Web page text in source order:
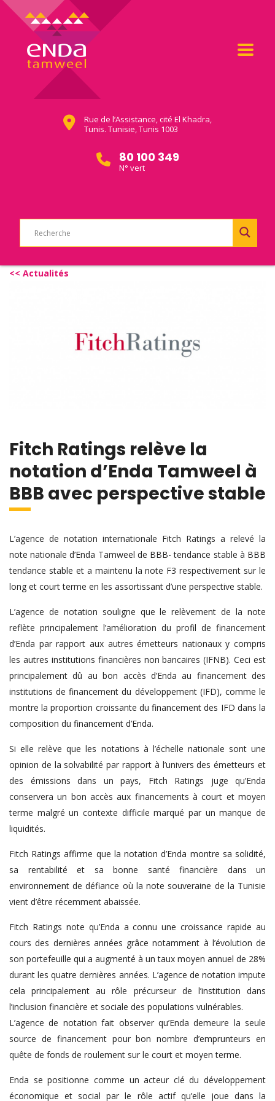
Rue de l’Assistance, cité El Khadra,
Tunis. Tunisie, Tunis 1003
80 100 349
N° vert
<< Actualités
Fitch Ratings relève la
notation d’Enda Tamweel à
BBB avec perspective stable
L’agence de notation internationale Fitch Ratings a relevé la
note nationale d’Enda Tamweel de BBB- tendance stable à BBB
tendance stable et a maintenu la note F3 respectivement sur le
long et court terme en les assortissant d’une perspective stable.
L’agence de notation souligne que le relèvement de la note
reflète principalement l’amélioration du profil de financement
d’Enda par rapport aux autres émetteurs nationaux y compris
les autres institutions financières non bancaires (IFNB). Ceci est
principalement dû au bon accès d’Enda au financement des
institutions de financement du développement (IFD), comme le
montre la proportion croissante du financement des IFD dans la
composition du financement d’Enda.
Si elle relève que les notations à l’échelle nationale sont une
opinion de la solvabilité par rapport à l’univers des émetteurs et
des émissions dans un pays, Fitch Ratings juge qu’Enda
conservera un bon accès aux financements à court et moyen
terme malgré un contexte difficile marqué par un manque de
liquidités.
Fitch Ratings affirme que la notation d’Enda montre sa solidité,
sa rentabilité et sa bonne santé financière dans un
environnement de défiance où la note souveraine de la Tunisie
vient d’être récemment abaissée.
Fitch Ratings note qu’Enda a connu une croissance rapide au
cours des dernières années grâce notamment à l’évolution de
son portefeuille qui a augmenté à un taux moyen annuel de 28%
durant les quatre dernières années. L’agence de notation impute
cela principalement au rôle précurseur de l’institution dans
l’inclusion financière et sociale des populations vulnérables.
L’agence de notation fait observer qu’Enda demeure la seule
source de financement pour bon nombre d’emprunteurs en
quête de fonds de roulement sur le court et moyen terme.
Enda se positionne comme un acteur clé du développement
économique et social par le rôle actif qu’elle joue dans la